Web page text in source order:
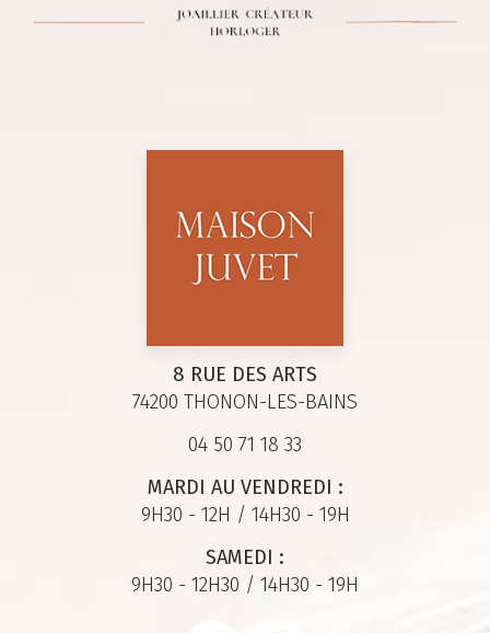
8 RUE DES ARTS
74200 THONON-LES-BAINS
04 50 71 18 33
MARDI AU VENDREDI :
9H30 - 12H / 14H30 - 19H
SAMEDI :
9H30 - 12H30 / 14H30 - 19H